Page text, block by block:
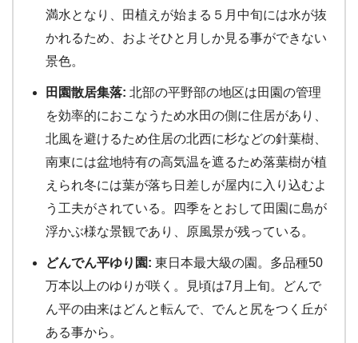
満水となり、田植えが始まる５月中旬には水が抜
かれるため、およそひと月しか見る事ができない
景色。
田園散居集落: 北部の平野部の地区は田園の管理
を効率的におこなうため水田の側に住居があり、
北風を避けるため住居の北西に杉などの針葉樹、
南東には盆地特有の高気温を遮るため落葉樹が植
えられ冬には葉が落ち日差しが屋内に入り込むよ
う工夫がされている。四季をとおして田園に島が
浮かぶ様な景観であり、原風景が残っている。
どんでん平ゆり園: 東日本最大級の園。多品種50
万本以上のゆりが咲く。見頃は7月上旬。どんで
ん平の由来はどんと転んで、でんと尻をつく丘が
ある事から。